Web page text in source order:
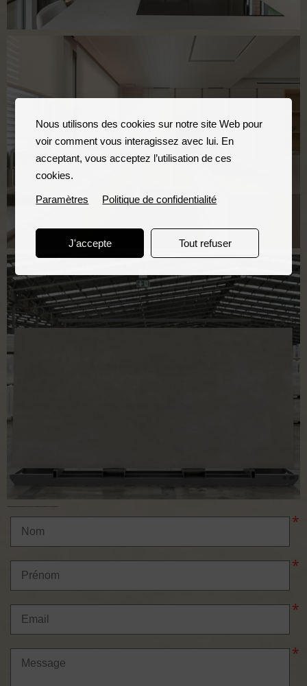
Nous utilisons des cookies sur notre site Web pour
voir comment vous interagissez avec lui. En
acceptant, vous acceptez l’utilisation de ces
cookies.
Paramètres Politique de confidentialité
J'accepte Tout refuser